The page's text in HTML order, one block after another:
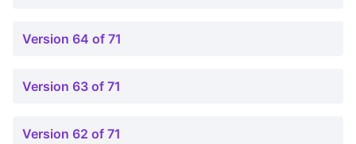
Version 64 of 71
Version 63 of 71
Version 62 of 71